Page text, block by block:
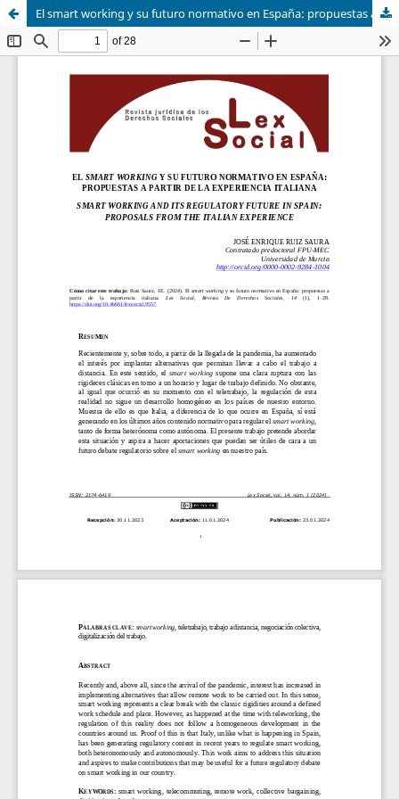
El smart working y su futuro normativo en España: propuestas a partir de la experiencia italiana